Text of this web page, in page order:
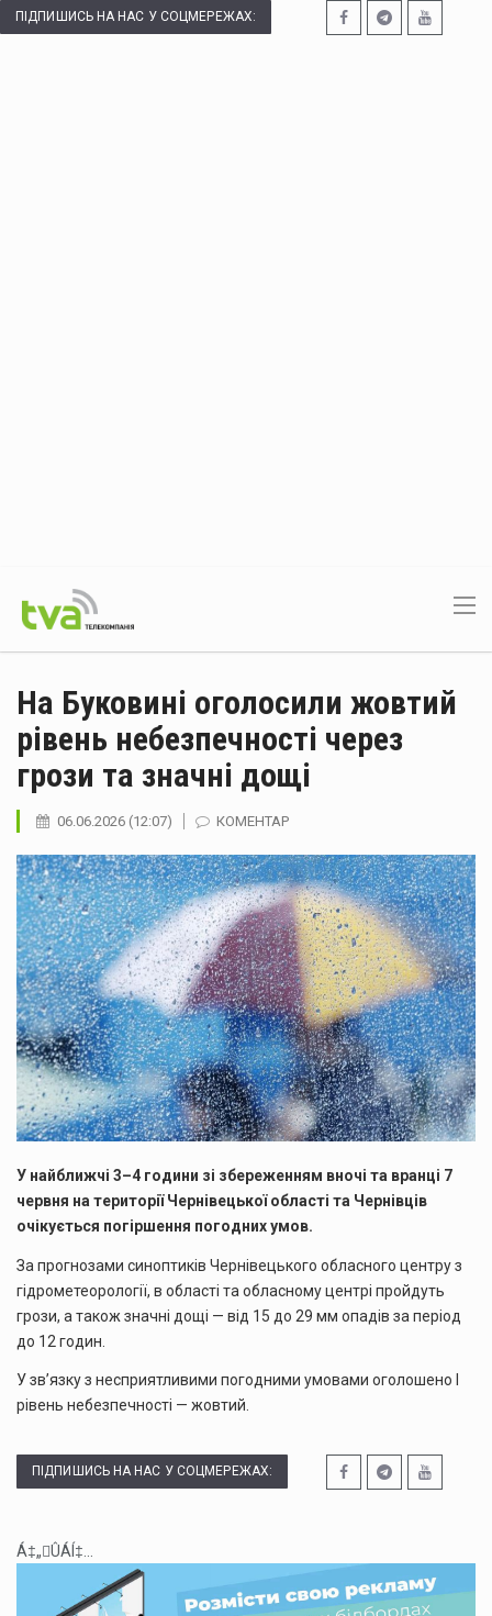
ПІДПИШИСЬ НА НАС У СОЦМЕРЕЖАХ:
На Буковині оголосили жовтий
рівень небезпечності через
грози та значні дощі
06.06.2026 (12:07) КОМЕНТАР
У найближчі 3–4 години зі збереженням вночі та вранці 7
червня на території Чернівецької області та Чернівців
очікується погіршення погодних умов.
За прогнозами синоптиків Чернівецького обласного центру з
гідрометеорології, в області та обласному центрі пройдуть
грози, а також значні дощі — від 15 до 29 мм опадів за період
до 12 годин.
У зв’язку з несприятливими погодними умовами оголошено І
рівень небезпечності — жовтий.
ПІДПИШИСЬ НА НАС У СОЦМЕРЕЖАХ:
Á‡„ÛÁÍ‡...